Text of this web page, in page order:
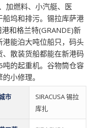
加燃料、小汽艇、医
坞和排污。锡拉库萨港
和格兰特(GRANDE)新
能泊大吨位船只，码头
散装货船都能在新港码
的起重机。谷物筒仓容
小修理。
市
SIRACUSA 锡拉
库扎